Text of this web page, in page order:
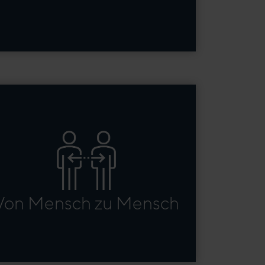
Mensch zu Mensch
On- oder offline angeleitete
Lernerlebnisse mit Übungen,
Rollenspielen und Diskussionen.